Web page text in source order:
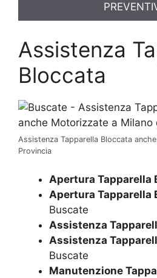
Assistenza
Bloccata
Assistenza Tapparella Bloccata
Provincia
Apertura Tapparella
Apertura Tapparella
Buscate
Assistenza
Assistenza
Buscate
Manutenzione